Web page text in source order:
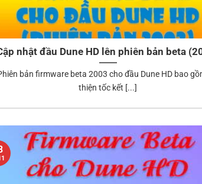
nhật đầu Dune HD lên phiên bản beta
bản firmware beta 2003 cho đầu Dune HD bao
thiện tốc kết [...]